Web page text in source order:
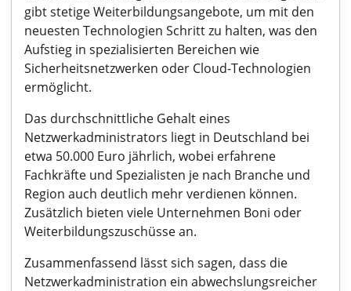
gibt stetige Weiterbildungsangebote, um mit den
neuesten Technologien Schritt zu halten, was den
Aufstieg in spezialisierten Bereichen wie
Sicherheitsnetzwerken oder Cloud-Technologien
ermöglicht.
Das durchschnittliche Gehalt eines
Netzwerkadministrators liegt in Deutschland bei
etwa 50.000 Euro jährlich, wobei erfahrene
Fachkräfte und Spezialisten je nach Branche und
Region auch deutlich mehr verdienen können.
Zusätzlich bieten viele Unternehmen Boni oder
Weiterbildungszuschüsse an.
Zusammenfassend lässt sich sagen, dass die
Netzwerkadministration ein abwechslungsreicher